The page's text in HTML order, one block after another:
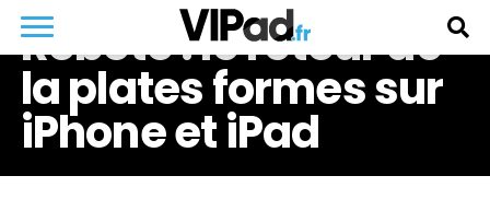
Roboto : le retour de
la plates formes sur
iPhone et iPad